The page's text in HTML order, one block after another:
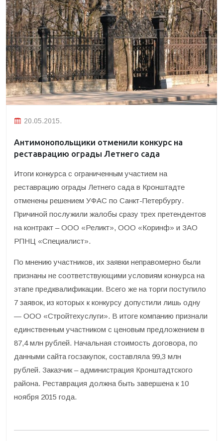
20.05.2015.
Антимонопольщики отменили конкурс на
реставрацию ограды Летнего сада
Итоги конкурса с ограниченным участием на
реставрацию ограды Летнего сада в Кронштадте
отменены решением УФАС по Санкт-Петербургу.
Причиной послужили жалобы сразу трех претендентов
на контракт – ООО «Реликт», ООО «Коринф» и ЗАО
РПНЦ «Специалист».
По мнению участников, их заявки неправомерно были
признаны не соответствующими условиям конкурса на
этапе предквалификации. Всего же на торги поступило
7 заявок, из которых к конкурсу допустили лишь одну
— ООО «Стройтехуслуги». В итоге компанию признали
единственным участником с ценовым предложением в
87,4 млн рублей. Начальная стоимость договора, по
данными сайта госзакупок, составляла 99,3 млн
рублей. Заказчик – администрация Кронштадтского
района. Реставрация должна быть завершена к 10
ноября 2015 года.